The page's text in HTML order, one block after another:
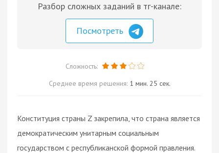
Разбор сложных заданий в тг-канале:
Посмотреть
Сложность:
Среднее время решения: 1 мин. 25 сек.
Конституция страны Z закрепила, что страна является
демократическим унитарным социальным
государством с республиканской формой правления.